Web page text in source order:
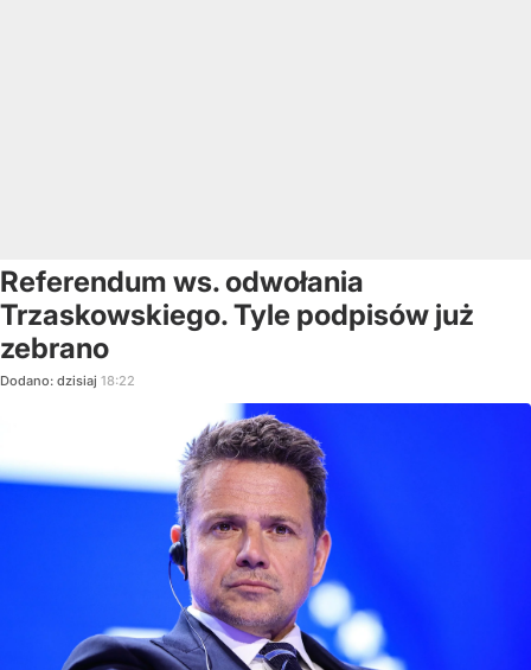
Referendum ws. odwołania
Trzaskowskiego. Tyle podpisów już
zebrano
Dodano: dzisiaj 18:22